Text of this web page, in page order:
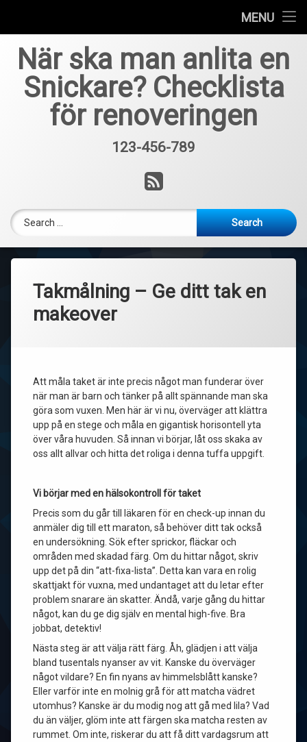
MENU
contentNär ska man anlita en
Snickare? Checklista
för renoveringen
123-456-789
RSS
Search for:
Takmålning – Ge ditt tak en
makeover
Att måla taket är inte precis något man funderar över
när man är barn och tänker på allt spännande man ska
göra som vuxen. Men här är vi nu, överväger att klättra
upp på en stege och måla en gigantisk horisontell yta
över våra huvuden. Så innan vi börjar, låt oss skaka av
oss allt allvar och hitta det roliga i denna tuffa uppgift.
Vi börjar med en hälsokontroll för taket
Precis som du går till läkaren för en check-up innan du
anmäler dig till ett maraton, så behöver ditt tak också
en undersökning. Sök efter sprickor, fläckar och
områden med skadad färg. Om du hittar något, skriv
upp det på din “att-fixa-lista”. Detta kan vara en rolig
skattjakt för vuxna, med undantaget att du letar efter
problem snarare än skatter. Ändå, varje gång du hittar
något, kan du ge dig själv en mental high-five. Bra
jobbat, detektiv!
Nästa steg är att välja rätt färg. Åh, glädjen i att välja
bland tusentals nyanser av vit. Kanske du överväger
något vildare? En fin nyans av himmelsblått kanske?
Eller varför inte en molnig grå för att matcha vädret
utomhus? Kanske är du modig nog att gå med lila? Vad
du än väljer, glöm inte att färgen ska matcha resten av
rummet. Om inte, riskerar du att få ditt vardagsrum att